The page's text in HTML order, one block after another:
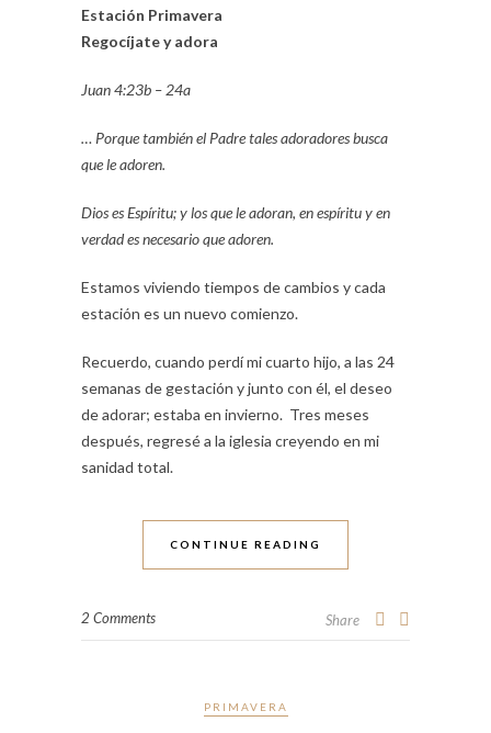
Estación Primavera
Regocíjate y adora
Juan 4:23b – 24a
… Porque también el Padre tales adoradores busca
que le adoren.
Dios es Espíritu; y los que le adoran, en espíritu y en
verdad es necesario que adoren.
Estamos viviendo tiempos de cambios y cada
estación es un nuevo comienzo.
Recuerdo, cuando perdí mi cuarto hijo, a las 24
semanas de gestación y junto con él, el deseo
de adorar; estaba en invierno. Tres meses
después, regresé a la iglesia creyendo en mi
sanidad total.
CONTINUE READING
2 Comments Share
PRIMAVERA